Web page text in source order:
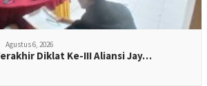
Agustus 6, 2026
Diklat Ke-III Aliansi Jay…